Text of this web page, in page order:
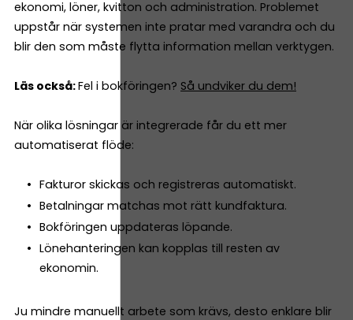
ekonomi, löner, kvitton och administration. Problemet
uppstår när systemen inte pratar med varandra och du
blir den som måste flytta information mellan verktygen.
Läs också:Fel i bokföringen? Så undviker du dem!
När olika lösningar är integrerade får du ett mer
automatiserat flöde:
Fakturor skickas och registreras automatiskt.
Betalningar matchas mot rätt kundfaktura.
Bokföringen uppdateras löpande.
Lönehanteringen kan kopplas till resten av
ekonomin.
Ju mindre manuellt arbete som krävs, desto enklare blir